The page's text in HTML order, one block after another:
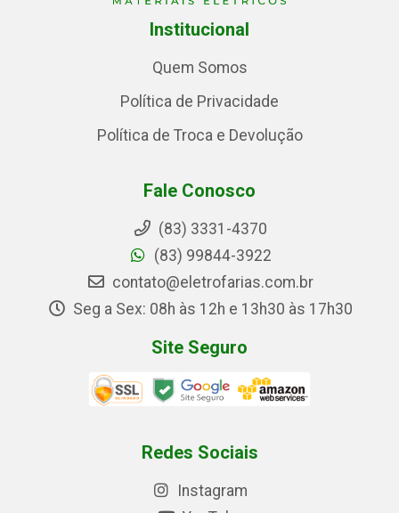
Institucional
Quem Somos
Política de Privacidade
Política de Troca e Devolução
Fale Conosco
(83) 3331-4370
(83) 99844-3922
contato@eletrofarias.com.br
Seg a Sex: 08h às 12h e 13h30 às 17h30
Site Seguro
Redes Sociais
Instagram